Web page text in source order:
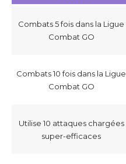
Combats 5 fois dans la Ligue
Combat GO
Combats 10 fois dans la Ligue
Combat GO
Utilise 10 attaques chargées
super-efficaces